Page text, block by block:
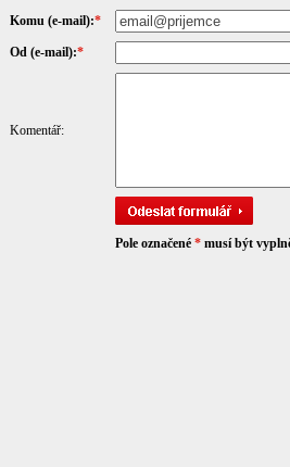
Komu (e-mail):*
Od (e-mail):*
Komentář:
Pole označené * musí být